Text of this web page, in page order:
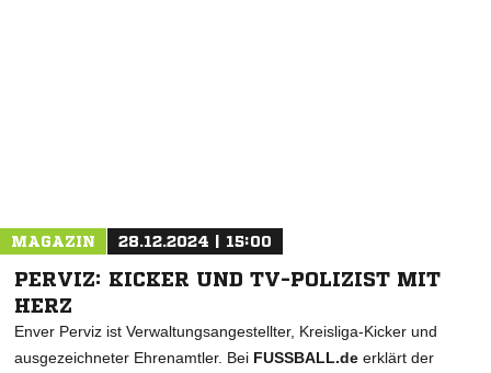
MAGAZIN 28.12.2024 | 15:00
PERVIZ: KICKER UND TV-POLIZIST MIT
HERZ
Enver Perviz ist Verwaltungsangestellter, Kreisliga-Kicker und
ausgezeichneter Ehrenamtler. Bei FUSSBALL.de erklärt der